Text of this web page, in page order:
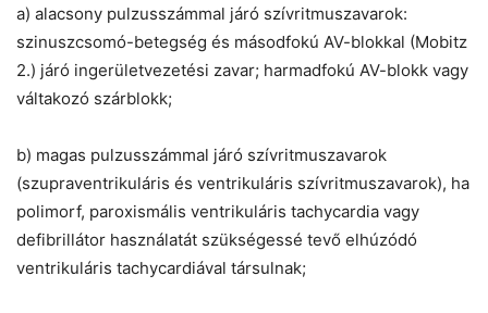
a) alacsony pulzusszámmal járó szívritmuszavarok:
szinuszcsomó-betegség és másodfokú AV-blokkal (Mobitz
2.) járó ingerületvezetési zavar; harmadfokú AV-blokk vagy
váltakozó szárblokk;
b) magas pulzusszámmal járó szívritmuszavarok
(szupraventrikuláris és ventrikuláris szívritmuszavarok), ha
polimorf, paroxismális ventrikuláris tachycardia vagy
defibrillátor használatát szükségessé tevő elhúzódó
ventrikuláris tachycardiával társulnak;